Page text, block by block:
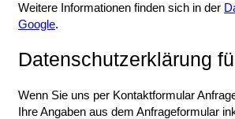
Weitere Informationen finden sich in der
Google.
Datenschutzerklärung
Wenn Sie uns per Kontaktformular
Ihre Angaben aus dem Anfrageformular